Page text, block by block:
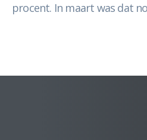
procent. In maart was dat